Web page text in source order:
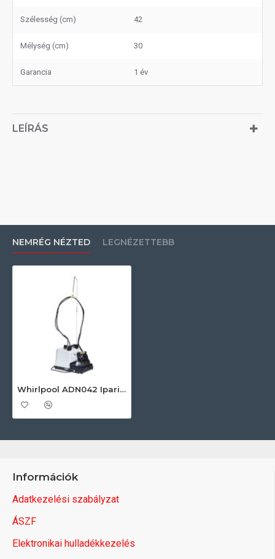
Szélesség (cm) 42
Mélység (cm) 30
Garancia 1 év
LEÍRÁS
NEMRÉG NÉZTED LEGNÉZETTEBB
Whirlpool ADN042 Ipari vasalógép
Információk
Adatkezelési szabályzat
ÁSZF
Elektronikai hulladékkezelés